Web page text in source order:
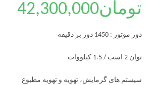
تومان42,300,000
دور موتور : 1450 دور بر دقیقه
توان 2 اسب / 1.5 کیلووات
سیستم های گرمایش، تهویه و تهویه مطبوع